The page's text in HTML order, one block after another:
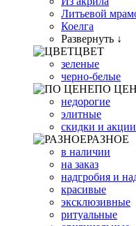
Литьевой
Коелга
Развернуть ↓
ЦВЕТ
зеленые
черно-белые
ПО
недорогие
элитные
скидки и акции
РАЗНОЕ
в наличии
на заказ
надгробия и
красивые
эксклюзивные
ритуальные